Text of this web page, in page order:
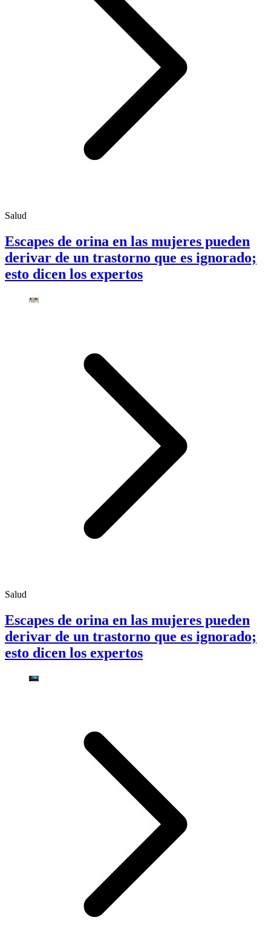
Salud
Escapes de orina en las mujeres pueden
derivar de un trastorno que es ignorado;
esto dicen los expertos
Salud
Escapes de orina en las mujeres pueden
derivar de un trastorno que es ignorado;
esto dicen los expertos